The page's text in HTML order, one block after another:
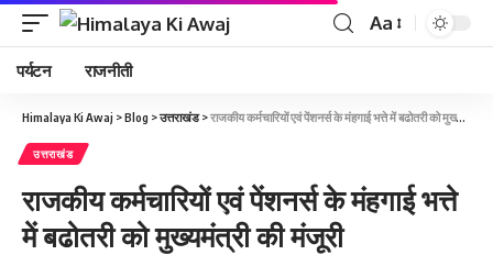
Aa
पर्यटन राजनीती
Himalaya Ki Awaj >Blog >उत्तराखंड>राजकीय कर्मचारियों एवं पेंशनर्स के मंहगाई भत्ते में बढोतरी को मुख्यमंत्री की मंजूरी
उत्तराखंड
राजकीय कर्मचारियों एवं पेंशनर्स के मंहगाई भत्ते
में बढोतरी को मुख्यमंत्री की मंजूरी